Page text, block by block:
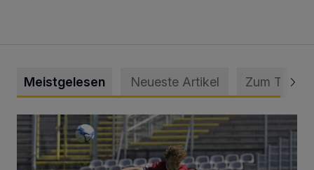
Meistgelesen Neueste Artikel Zum Thema
WSV: Übertragung im Barmer Bahnhof und klare Ansage